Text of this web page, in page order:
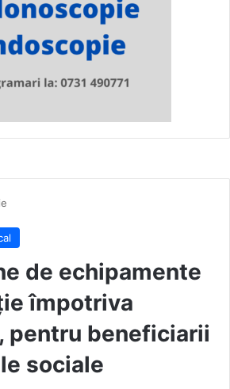
de echipamente
împotriva
pentru beneficiarii
sociale